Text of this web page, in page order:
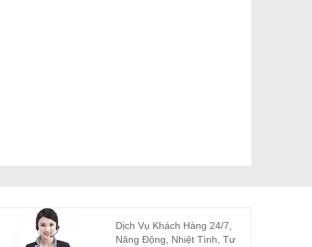
Dịch Vụ Khách Hàng 24/7,
Năng Động, Nhiệt Tình, Tư